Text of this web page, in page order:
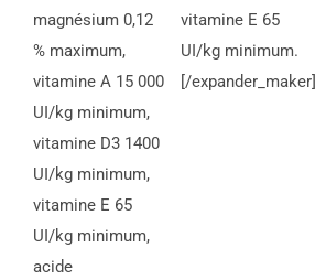
magnésium 0,12
% maximum,
vitamine A 15 000
UI/kg minimum,
vitamine D3 1400
UI/kg minimum,
vitamine E 65
UI/kg minimum,
acide
vitamine E 65
UI/kg minimum.
[/expander_maker]